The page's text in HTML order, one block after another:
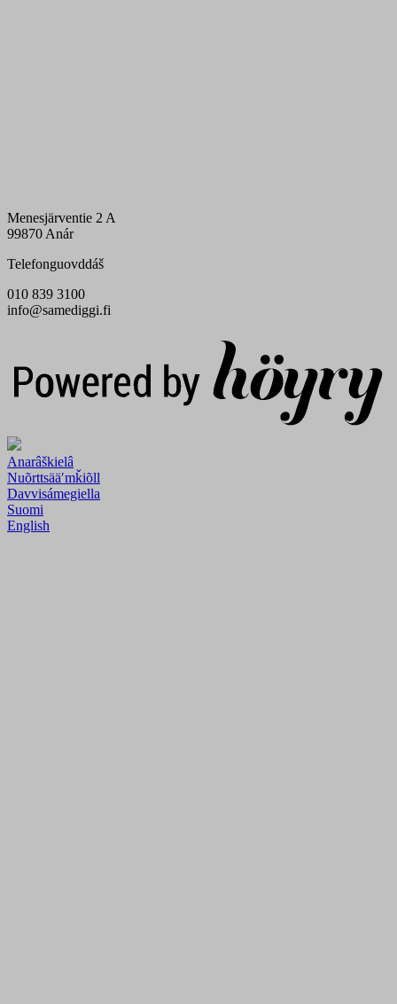
Menesjärventie 2 A
99870 Anár
Telefonguovddáš
010 839 3100
info@samediggi.fi
Anarâškielâ
Nuõrttsääʹmǩiõll
Davvisámegiella
Suomi
English